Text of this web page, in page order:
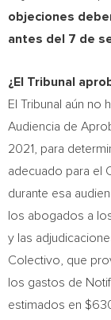
objeciones
antes del 7 de
¿El Tribunal
El Tribunal aún no
Audiencia de
2021, para
adecuado para el
durante esa
los abogados a
y las
Colectivo, que
los gastos de
estimados en